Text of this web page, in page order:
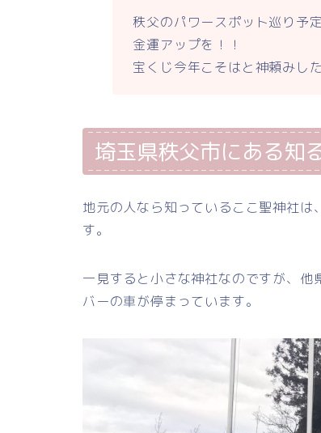
秩父のパワースポット巡り予
金運アップを！！
宝くじ今年こそはと神頼みし
埼玉県秩父市にある知
地元の人なら知っているここ聖神社
す。
一見すると小さな神社なのですが、
バーの車が停まっています。